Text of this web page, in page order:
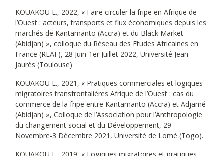
KOUAKOU L., 2022, « Faire circuler la fripe en Afrique de
l’Ouest : acteurs, transports et flux économiques depuis les
marchés de Kantamanto (Accra) et du Black Market
(Abidjan) », colloque du Réseau des Etudes Africaines en
France (REAF), 28 Juin-1er Juillet 2022, Université Jean
Jaurès (Toulouse)
KOUAKOU L., 2021, « Pratiques commerciales et logiques
migratoires transfrontalières Afrique de l’Ouest : cas du
commerce de la fripe entre Kantamanto (Accra) et Adjamé
(Abidjan) », Colloque de l’Association pour l’Anthropologie
du changement social et du Développement, 29
Novembre-3 Décembre 2021, Université de Lomé (Togo).
KOUAKOU L., 2019, « Logiques migratoires et pratiques